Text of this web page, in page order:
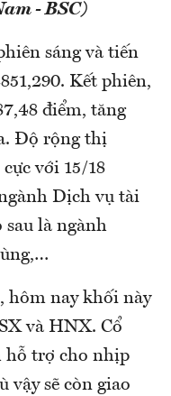
- BSC)
sáng và tiến
Kết phiên,
điểm, tăng
Độ rộng thị
với 15/18
Dịch vụ tài
sau là ngành
hôm nay khối này
và HNX. Cổ
hỗ trợ cho nhịp
sẽ còn giao